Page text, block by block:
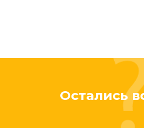
Остались